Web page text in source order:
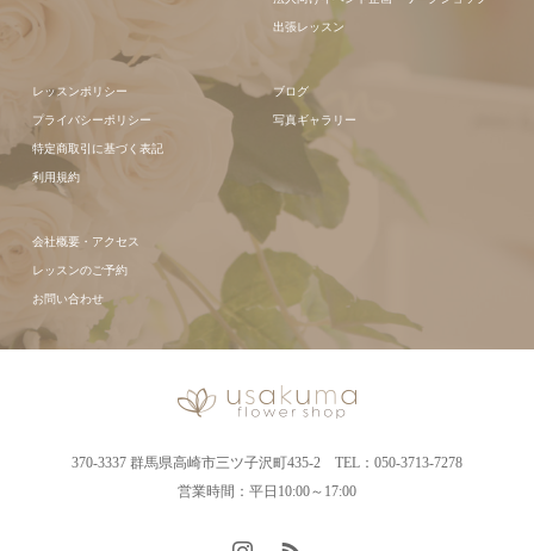
出張レッスン
レッスンポリシー
プライバシーポリシー
特定商取引に基づく表記
利用規約
ブログ
写真ギャラリー
会社概要・アクセス
レッスンのご予約
お問い合わせ
370-3337 群馬県高崎市三ツ子沢町435-2 TEL：050-3713-7278
営業時間：平日10:00～17:00